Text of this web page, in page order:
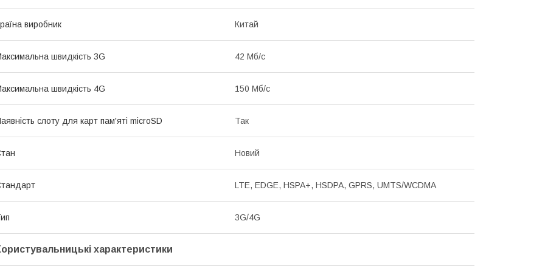
виробник Китай
швидкість 3G 42 Мб/с
швидкість 4G 150 Мб/с
слоту для карт пам'яті microSD Так
Новий
LTE, EDGE, HSPA+, HSDPA, GPRS, UMTS/WCDMA
3G/4G
характеристики